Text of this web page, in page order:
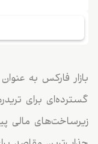
بازار فارکس به
گسترده‌ای برای
زیرساخت‌های مالی